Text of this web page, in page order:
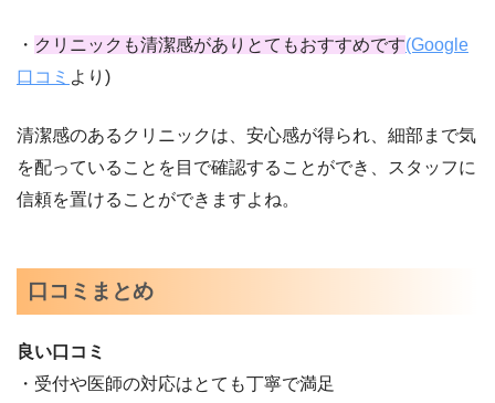
・ クリニックも清潔感がありとてもおすすめです(Google
口コミ より )
清潔感のあるクリニックは、安心感が得られ、細部まで気
を配っていることを目で確認することができ、スタッフに
信頼を置けることができますよね。
口コミまとめ
良い口コミ
・受付や医師の対応はとても丁寧で満足